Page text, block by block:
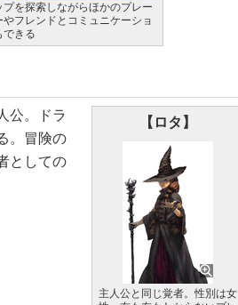
プを探索しながらほかのプレー
やフレンドとコミュニケーショ
できる
【ロタ】
主人公と同じ覚者。性別は女
公。ドラ
。冒険の
としての